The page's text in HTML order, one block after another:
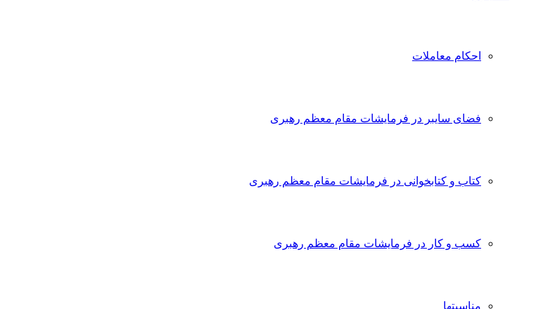
احکام معاملات
فضای سایبر در فرمایشات مقام معظم رهبری
کتاب و کتابخوانی در فرمایشات مقام معظم رهبری
کسب و کار در فرمایشات مقام معظم رهبری
مناسبتها